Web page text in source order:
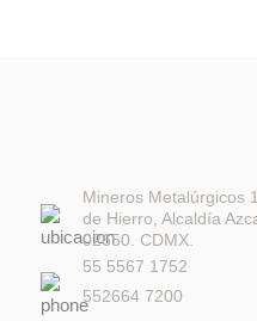
Mineros Metalúrgicos
de Hierro, Alcaldía
02650. CDMX.
55 5567 1752
552664 7200